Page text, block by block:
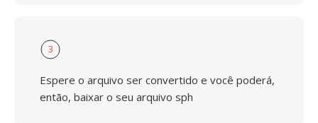
3
Espere o arquivo ser convertido e você poderá,
então, baixar o seu arquivo sph